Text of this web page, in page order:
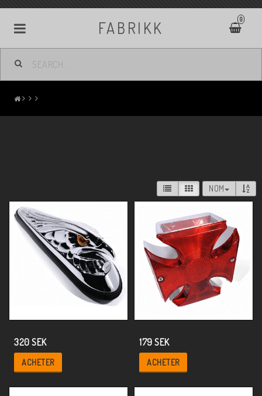
FABRIKK 0
NOM
320 SEK
ACHETER
179 SEK
ACHETER